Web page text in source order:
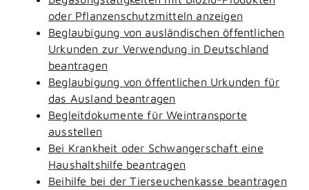
oder Pflanzenschutzmitteln anzeigen
Beglaubigung von ausländischen öffentlichen
Urkunden zur Verwendung in Deutschland
beantragen
Beglaubigung von öffentlichen Urkunden für
das Ausland beantragen
Begleitdokumente für Weintransporte
ausstellen
Bei Krankheit oder Schwangerschaft eine
Haushaltshilfe beantragen
Beihilfe bei der Tierseuchenkasse beantragen